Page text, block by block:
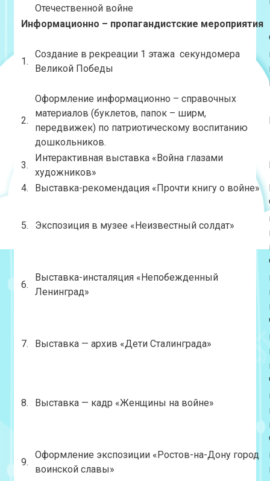
Отечественной войне
Информационно – пропагандистские мероприятия
1.
Создание в рекреации 1 этажа секундомера
Великой Победы
2.
Оформление информационно – справочных
материалов (буклетов, папок – ширм,
передвижек) по патриотическому воспитанию
дошкольников.
3.
Интерактивная выставка «Война глазами
художников»
4.
Выставка-рекомендация «Прочти книгу о войне»
5. Экспозиция в музее «Неизвестный солдат»
6.
Выставка-инсталяция «Непобежденный
Ленинград»
7. Выставка — архив «Дети Сталинграда»
8. Выставка — кадр «Женщины на войне»
9.
Оформление экспозиции «Ростов-на-Дону город
воинской славы»